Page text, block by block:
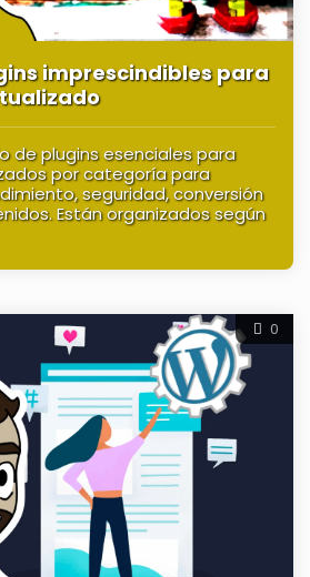
imprescindibles para
de plugins esenciales para
por categoría para
seguridad, conversión
Están organizados según
0